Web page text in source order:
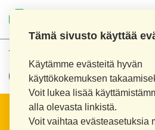
Tämä sivusto käyttää
Käytämme evästeitä hyvän
käyttökokemuksen
Voit lukea lisää
alla olevasta linkistä.
Voit vaihtaa evästeasetuksia
Tuotehaku: